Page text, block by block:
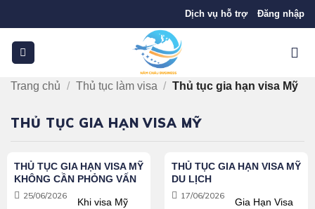
qua
nội
dung
Dịch vụ hỗ trợ Đăng nhập
Trang chủ / Thủ tục làm visa / Thủ tục gia hạn visa Mỹ
THỦ TỤC GIA HẠN VISA MỸ
THỦ TỤC GIA HẠN VISA MỸ
KHÔNG CẦN PHỎNG VẤN
25/06/2026
Khi visa Mỹ
THỦ TỤC GIA HẠN VISA MỸ
DU LỊCH
17/06/2026
Gia Hạn Visa